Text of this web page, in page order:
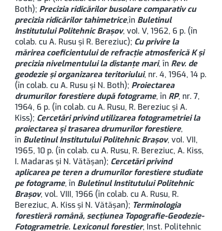
Both); Precizia ridicărilor busolare comparativ cu
precizia ridicărilor tahimetrice,în Buletinul
Institutului Politehnic Brașov, voI. V, 1962, 6 p. (în
colab. cu A. Rusu şi R. Bereziuc); Cu privire la
mărirea coeficientului de refracţie atmosferică K şi
precizia nivelmentului la distanţe mari, în Rev. de
geodezie şi organizarea teritoriului, nr. 4, 1964, 14 p.
(în colab. cu A. Rusu şi N. Both); Proiectarea
drumurilor forestiere după fotograme, în RP, nr. 7,
1964, 6 p. (în colab. cu A. Rusu, R. Bereziuc şi A.
Kiss); Cercetări privind utilizarea fotogrametriei la
proiectarea şi trasarea drumurilor forestiere,
în Buletinul Institutului Politehnic Brașov, voI. VII,
1965, 10 p. (în colab. cu A. Rusu, R. Bereziuc, A. Kiss,
I. Madaras şi N. Vătăşan); Cercetări privind
aplicarea pe teren a drumurilor forestiere studiate
pe fotograme, în Buletinul Institutului Politehnic
Brașov, vol. VIII, 1966 (în colab. cu A. Rusu, R.
Bereziuc, A. Kiss şi N. Vătăşan); Terminologia
forestieră română, secţiunea Topografie-Geodezie-
Fotogrametrie. Lexiconul forestier, Inst. Politehnic